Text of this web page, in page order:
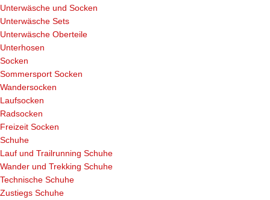
Unterwäsche und Socken
Unterwäsche Sets
Unterwäsche Oberteile
Unterhosen
Socken
Sommersport Socken
Wandersocken
Laufsocken
Radsocken
Freizeit Socken
Schuhe
Lauf und Trailrunning Schuhe
Wander und Trekking Schuhe
Technische Schuhe
Zustiegs Schuhe